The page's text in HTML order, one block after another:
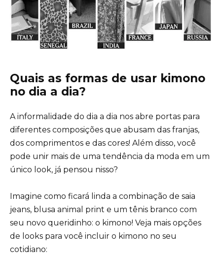
Quais as formas de usar kimono
no dia a dia?
A informalidade do dia a dia nos abre portas para
diferentes composições que abusam das franjas,
dos comprimentos e das cores! Além disso, você
pode unir mais de uma tendência da moda em um
único look, já pensou nisso?
Imagine como ficará linda a combinação de saia
jeans, blusa animal print e um tênis branco com
seu novo queridinho: o kimono! Veja mais opções
de looks para você incluir o kimono no seu
cotidiano: